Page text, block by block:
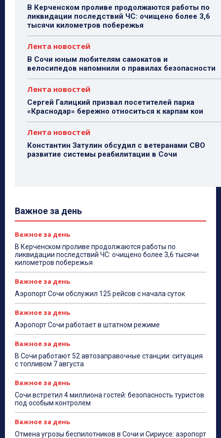
В Керченском проливе продолжаются работы по
ликвидации последствий ЧС: очищено более 3,6
тысячи километров побережья
Лента новостей
В Сочи юным любителям самокатов и
велосипедов напомнили о правилах безопасности
Лента новостей
Сергей Галицкий призвал посетителей парка
«Краснодар» бережно относиться к карпам кои
Лента новостей
Константин Затулин обсудил с ветеранами СВО
развитие системы реабилитации в Сочи
Важное за день
Важное за день
В Керченском проливе продолжаются работы по
ликвидации последствий ЧС: очищено более 3,6 тысячи
километров побережья
Важное за день
Аэропорт Сочи обслужил 125 рейсов с начала суток
Важное за день
Аэропорт Сочи работает в штатном режиме
Важное за день
В Сочи работают 52 автозаправочные станции: ситуация
с топливом 7 августа
Важное за день
Сочи встретил 4 миллиона гостей: безопасность туристов
под особым контролем
Важное за день
Отмена угрозы беспилотников в Сочи и Сириусе: аэропорт